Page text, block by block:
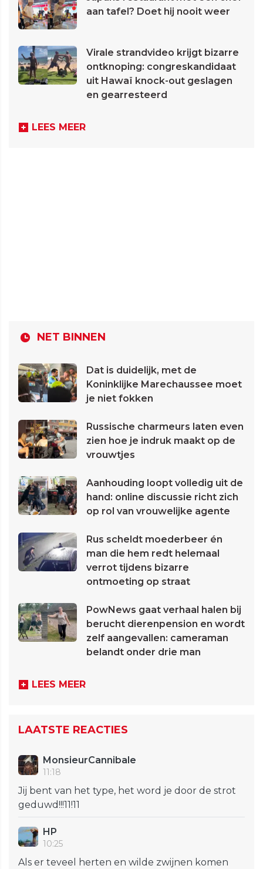
aan tafel? Doet hij nooit weer
Virale strandvideo krijgt bizarre
ontknoping: congreskandidaat
uit Hawaï knock-out geslagen
en gearresteerd
LEES MEER
NET BINNEN
Dat is duidelijk, met de
Koninklijke Marechaussee moet
je niet fokken
Russische charmeurs laten even
zien hoe je indruk maakt op de
vrouwtjes
Aanhouding loopt volledig uit de
hand: online discussie richt zich
op rol van vrouwelijke agente
Rus scheldt moederbeer én
man die hem redt helemaal
verrot tijdens bizarre
ontmoeting op straat
PowNews gaat verhaal halen bij
berucht dierenpension en wordt
zelf aangevallen: cameraman
belandt onder drie man
LEES MEER
LAATSTE REACTIES
MonsieurCannibale
11:18
Jij bent van het type, het word je door de strot
geduwd!!!11!11
HP
10:25
Als er teveel herten en wilde zwijnen komen